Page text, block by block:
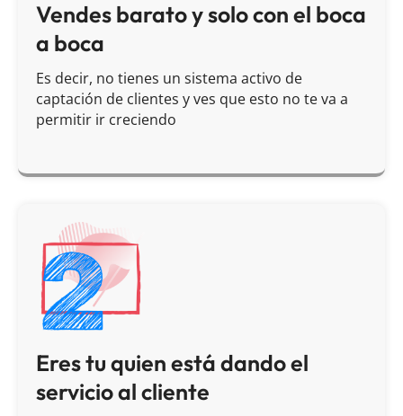
Vendes barato y solo con el boca
a boca
Es decir, no tienes un sistema activo de
captación de clientes y ves que esto no te va a
permitir ir creciendo
Eres tu quien está dando el
servicio al cliente